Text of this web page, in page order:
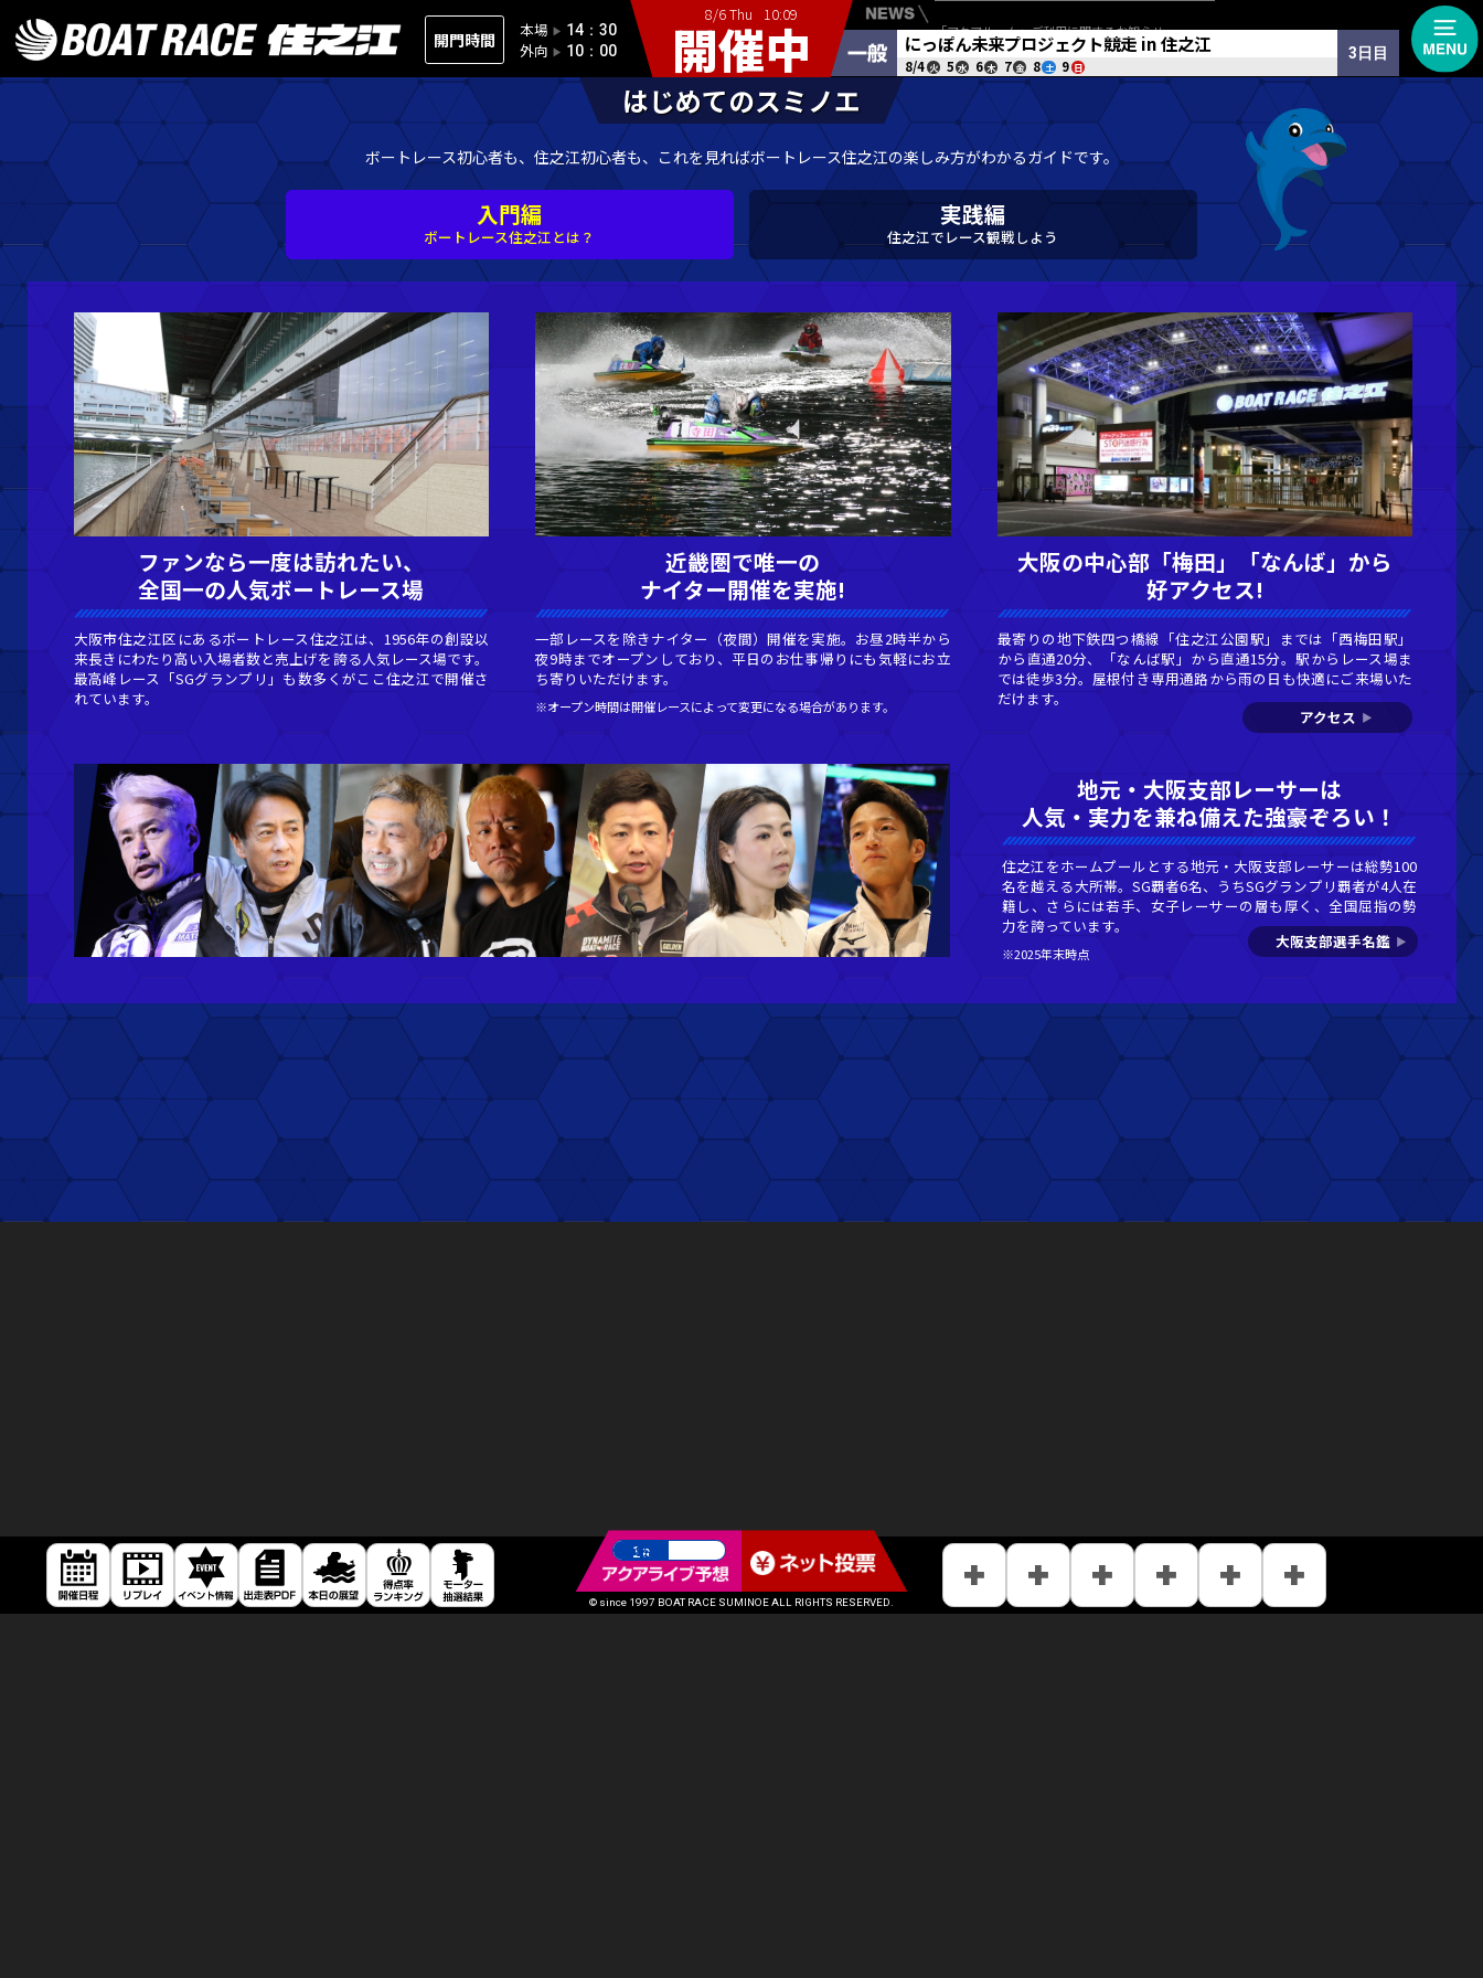
開門時間 本場 ▶︎14：30
外向▶︎10：00
8/6 Thu 10:09
開催中
「アクアルーム
にっぽん未来プ
8/4 6 金
ボートレース初心者も、住之江初心者も、これを見ればボートレース住之江の楽しみ方がわかる
入門編
ボートレース住之江とは？
実践編
住之江でレース観戦し
ファンなら一度は訪れたい、
全国一の人気ボートレース場
大阪市住之江区にあるボートレース住之江は、1956年の創設以
来長きにわたり高い入場者数と売上げを誇る人気レース場です。
れています。
近畿圏で唯一の
ナイター開催を実施!
一部レースを除きナイター（夜間）開催を実施。お昼2時半から
夜9時までオープンしており、平日のお仕事帰りにも気軽にお立
※オープン時間は開催レースによって変更になる場合があります。
最
か
で
だけ